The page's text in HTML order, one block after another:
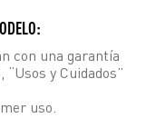
con una garantía
y Cuidados”
uso.